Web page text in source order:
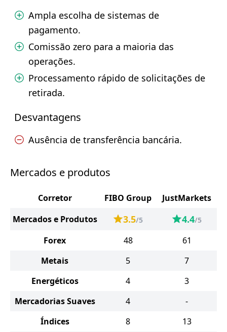
Ampla escolha de sistemas de
pagamento.
Comissão zero para a maioria das
operações.
Processamento rápido de solicitações de
retirada.
Desvantagens
Ausência de transferência bancária.
Mercados e produtos
Corretor FIBO Group
JustMarkets
Mercados e Produtos
3.5/5 4.4/5
Forex 48
61
Metais
5
7
Energéticos
4
3
Mercadorias Suaves
4
-
Índices
8
13